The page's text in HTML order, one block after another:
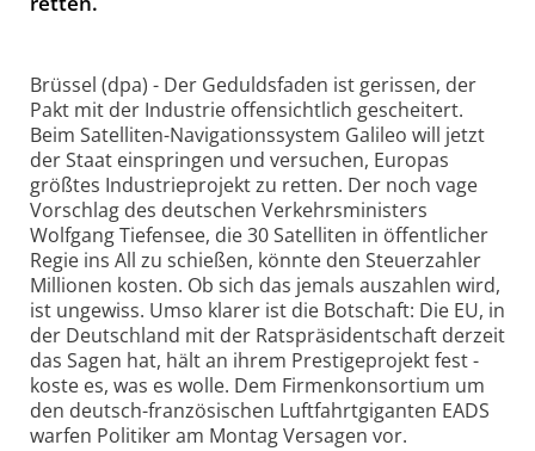
Brüssel (dpa) - Der Geduldsfaden ist gerissen, der
Pakt mit der Industrie offensichtlich gescheitert.
Beim Satelliten-Navigationssystem Galileo will jetzt
der Staat einspringen und versuchen, Europas
größtes Industrieprojekt zu retten. Der noch vage
Vorschlag des deutschen Verkehrsministers
Wolfgang Tiefensee, die 30 Satelliten in öffentlicher
Regie ins All zu schießen, könnte den Steuerzahler
Millionen kosten. Ob sich das jemals auszahlen wird,
ist ungewiss. Umso klarer ist die Botschaft: Die EU, in
der Deutschland mit der Ratspräsidentschaft derzeit
das Sagen hat, hält an ihrem Prestigeprojekt fest -
koste es, was es wolle. Dem Firmenkonsortium um
den deutsch-französischen Luftfahrtgiganten EADS
warfen Politiker am Montag Versagen vor.